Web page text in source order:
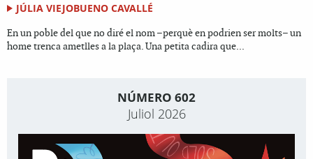
JÚLIA VIEJOBUENO CAVALLÉ
En un poble del que no diré el nom –perquè en podrien ser molts– un
home trenca ametlles a la plaça. Una petita cadira que...
NÚMERO 602
Juliol 2026